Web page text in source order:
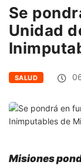
Se
Unidad
SALUD
Misiones